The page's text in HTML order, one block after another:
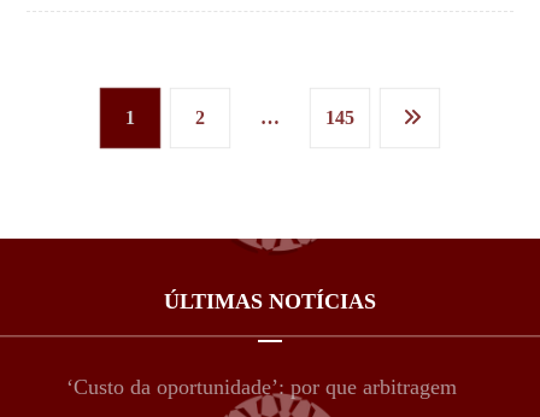
1 2 … 145
ÚLTIMAS NOTÍCIAS
‘Custo da oportunidade’: por que arbitragem